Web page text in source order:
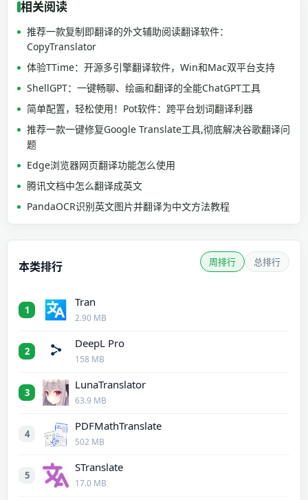
相关阅读
推荐一款复制即翻译的外文辅助阅读翻译软件：
CopyTranslator
体验TTime：开源多引擎翻译软件，Win和Mac双平台支持
ShellGPT：一键畅聊、绘画和翻译的全能ChatGPT工具
简单配置，轻松使用！Pot软件：跨平台划词翻译利器
推荐一款一键修复Google Translate工具,彻底解决谷歌翻译问
题
Edge浏览器网页翻译功能怎么使用
腾讯文档中怎么翻译成英文
PandaOCR识别英文图片并翻译为中文方法教程
本类排行 周排行 总排行
1
Tran
2.90 MB
2
DeepL Pro
158 MB
3
LunaTranslator
63.9 MB
4
PDFMathTranslate
502 MB
5
STranslate
17.0 MB